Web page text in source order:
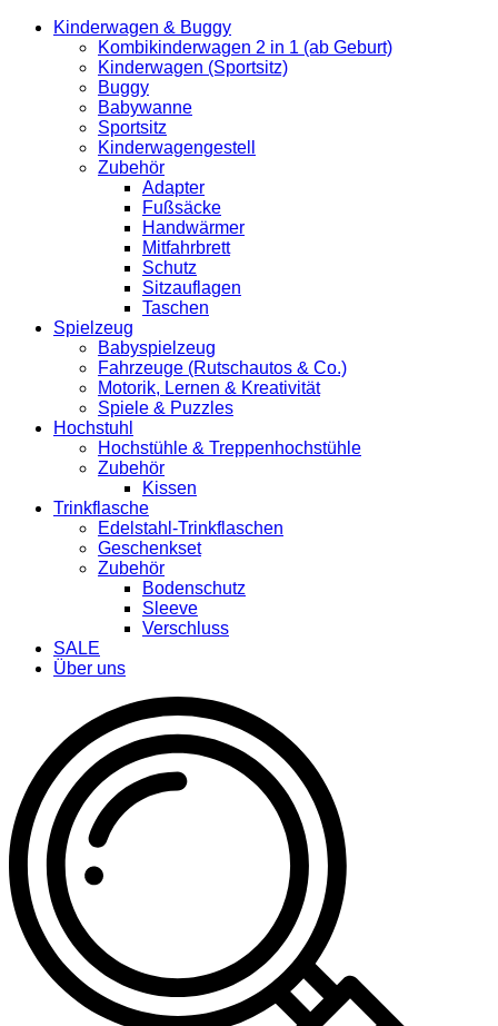
Kinderwagen & Buggy
Kombikinderwagen 2 in 1 (ab Geburt)
Kinderwagen (Sportsitz)
Buggy
Babywanne
Sportsitz
Kinderwagengestell
Zubehör
Adapter
Fußsäcke
Handwärmer
Mitfahrbrett
Schutz
Sitzauflagen
Taschen
Spielzeug
Babyspielzeug
Fahrzeuge (Rutschautos & Co.)
Motorik, Lernen & Kreativität
Spiele & Puzzles
Hochstuhl
Hochstühle & Treppenhochstühle
Zubehör
Kissen
Trinkflasche
Edelstahl-Trinkflaschen
Geschenkset
Zubehör
Bodenschutz
Sleeve
Verschluss
SALE
Über uns